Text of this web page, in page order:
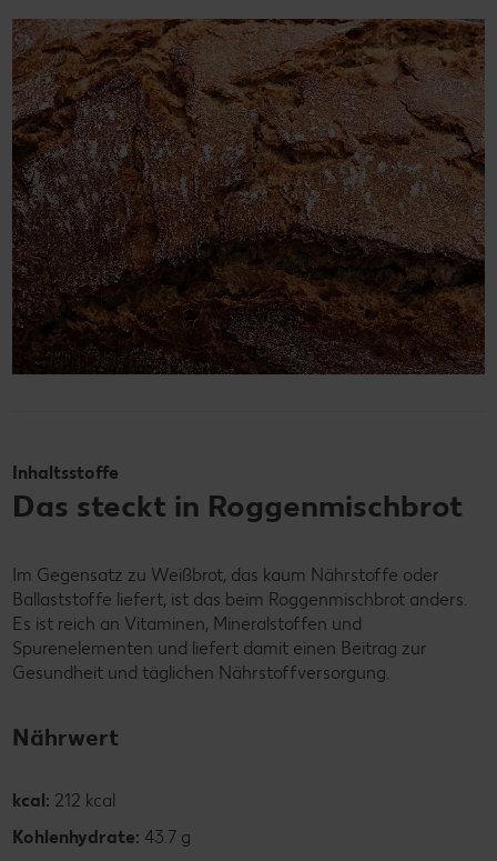
Inhaltsstoffe
Das steckt in Roggenmischbrot
Im Gegensatz zu Weißbrot, das kaum Nährstoffe oder
Ballaststoffe liefert, ist das beim Roggenmischbrot anders.
Es ist reich an Vitaminen, Mineralstoffen und
Spurenelementen und liefert damit einen Beitrag zur
Gesundheit und täglichen Nährstoffversorgung.
Nährwert
kcal: 212 kcal
Kohlenhydrate: 43.7 g